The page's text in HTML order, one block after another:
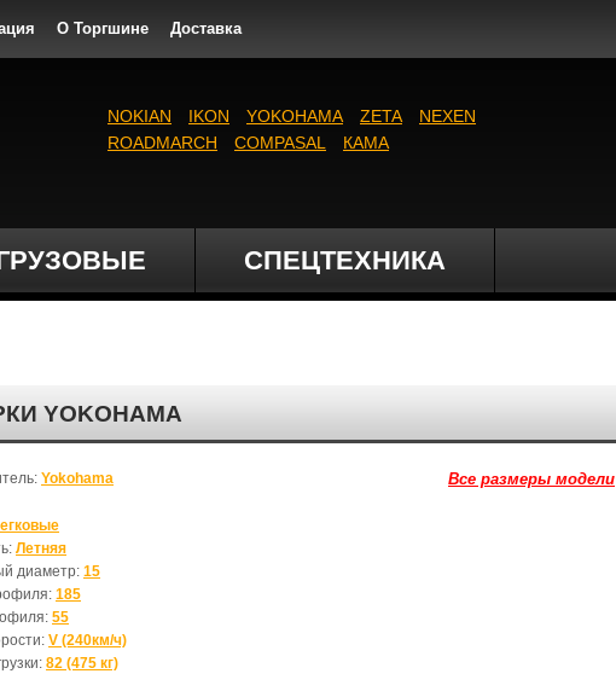
О Торгшине Доставка
СПЕЦТЕХНИКА
NOKIAN IKON YOKOHAMA ZETA
NEXEN
ROADMARCH
COMPASAL КАМА
YOKOHAMA
Все размеры модели
Yokohama
Летняя
диаметр: 15
185
55
V (240км/ч)
82 (475 кг)